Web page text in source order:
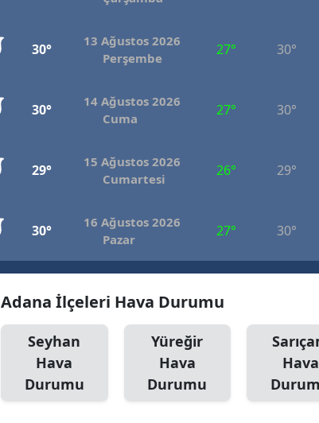
30°
13 Ağustos 2026
Perşembe
27° 30°
30°
14 Ağustos 2026
Cuma
27° 30°
29°
15 Ağustos 2026
Cumartesi
26° 29°
30°
16 Ağustos 2026
Pazar
27° 30°
Adana İlçeleri Hava Durumu
Seyhan
Hava
Durumu
Yüreğir
Hava
Durumu
Hava